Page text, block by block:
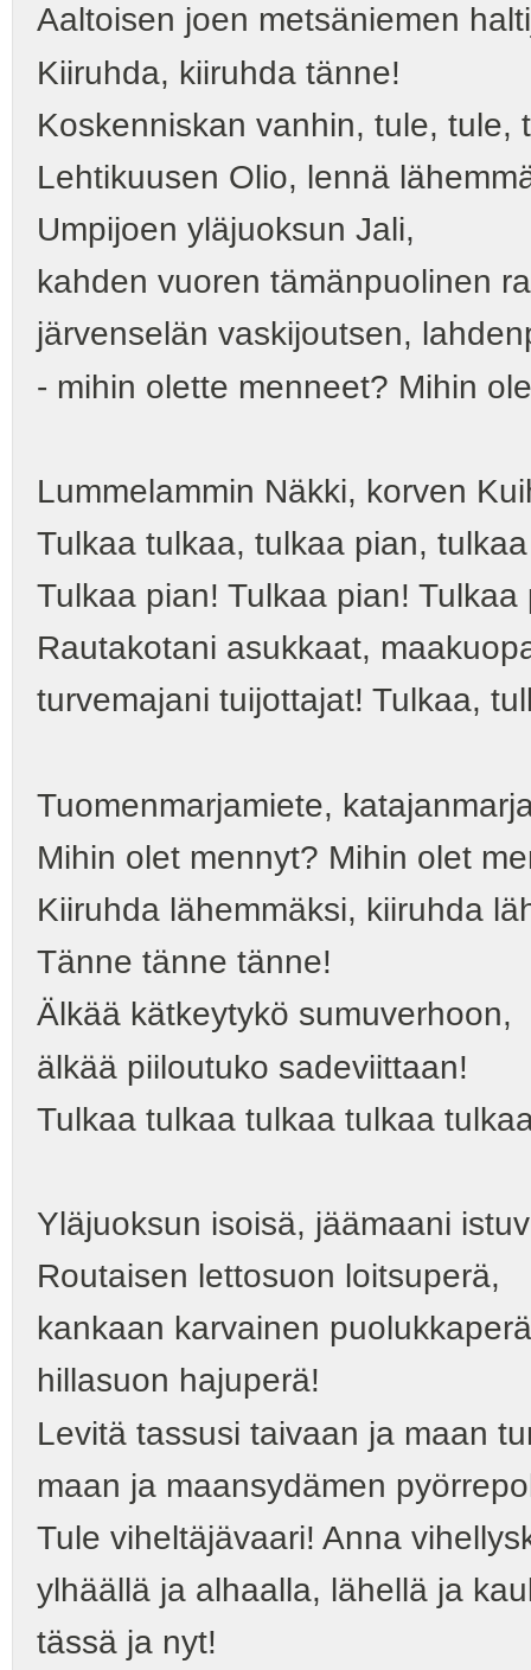
Aaltoisen joen metsäniemen
Kiiruhda, kiiruhda tänne!
Koskenniskan vanhin, tule, tule,
Lehtikuusen Olio, lennä
Umpijoen yläjuoksun Jali,
kahden vuoren tämänpuolinen
järvenselän vaskijoutsen,
- mihin olette menneet? Mihin
Lummelammin Näkki, korven
Tulkaa tulkaa, tulkaa pian,
Tulkaa pian! Tulkaa pian! Tulkaa
Rautakotani asukkaat,
turvemajani tuijottajat! Tulkaa,
Tuomenmarjamiete,
Mihin olet mennyt? Mihin olet
Kiiruhda lähemmäksi, kiiruhda
Tänne tänne tänne!
Älkää kätkeytykö sumuverhoon,
älkää piiloutuko sadeviittaan!
Tulkaa tulkaa tulkaa tulkaa
Yläjuoksun isoisä, jäämaani
Routaisen lettosuon loitsuperä,
kankaan karvainen puolukkaperä
hillasuon hajuperä!
Levitä tassusi taivaan ja maan
maan ja maansydämen
Tule viheltäjävaari! Anna
ylhäällä ja alhaalla, lähellä ja
tässä ja nyt!